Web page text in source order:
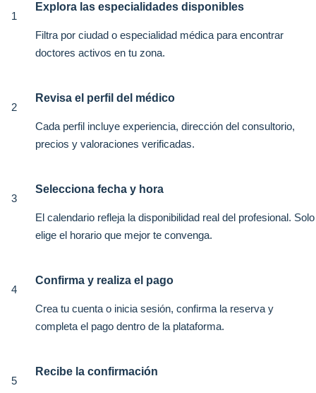
Explora las especialidades disponibles
Filtra por ciudad o especialidad médica para encontrar
doctores activos en tu zona.
1
Revisa el perfil del médico
Cada perfil incluye experiencia, dirección del consultorio,
precios y valoraciones verificadas.
2
Selecciona fecha y hora
El calendario refleja la disponibilidad real del profesional. Solo
elige el horario que mejor te convenga.
3
Confirma y realiza el pago
Crea tu cuenta o inicia sesión, confirma la reserva y
completa el pago dentro de la plataforma.
4
Recibe la confirmación
5